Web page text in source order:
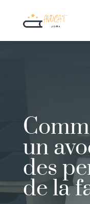
un
des
de la